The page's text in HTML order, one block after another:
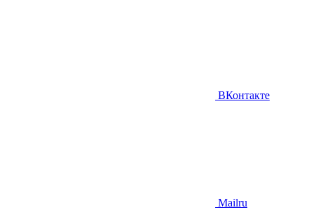
ВКонтакте
Mailru